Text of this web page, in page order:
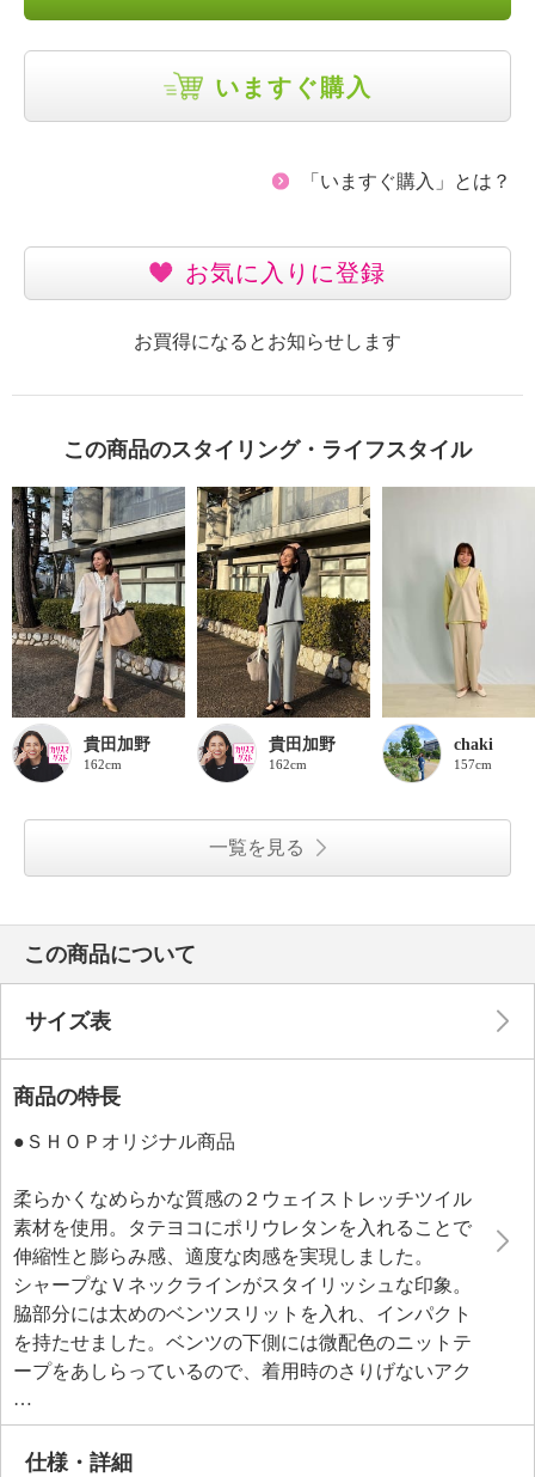
いますぐ購入
「いますぐ購入」とは？
お気に入りに登録
お買得になるとお知らせします
この商品のスタイリング・ライフスタイル
貴田加野
162cm
貴田加野
162cm
chaki
157cm
一覧を見る
この商品について
サイズ表
商品の特長
●ＳＨＯＰオリジナル商品
柔らかくなめらかな質感の２ウェイストレッチツイル
素材を使用。タテヨコにポリウレタンを入れることで
伸縮性と膨らみ感、適度な肉感を実現しました。
シャープなＶネックラインがスタイリッシュな印象。
脇部分には太めのベンツスリットを入れ、インパクト
を持たせました。ベンツの下側には微配色のニットテ
ープをあしらっているので、着用時のさりげないアク
セントに。着丈は前後差があり、すっきりとした見た
目でありながら、ウエスト周りやヒップ周りをさりげ
なくカバーしてくれるのもポイントです。
仕様・詳細